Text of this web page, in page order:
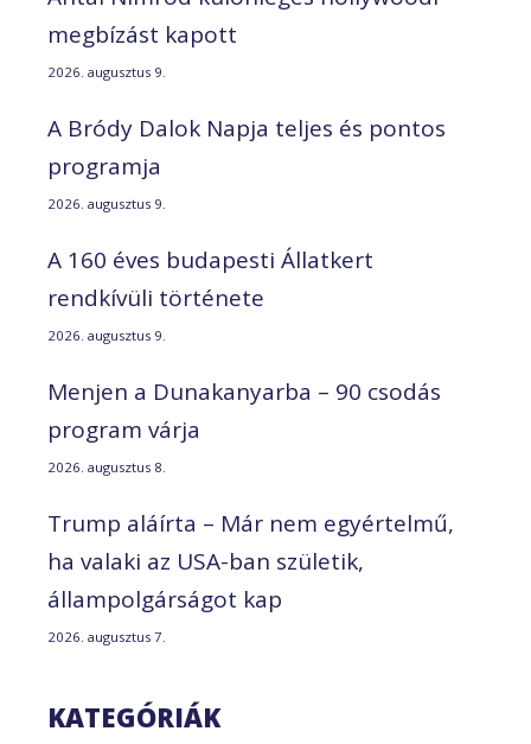
megbízást kapott
2026. augusztus 9.
A Bródy Dalok Napja teljes és pontos
programja
2026. augusztus 9.
A 160 éves budapesti Állatkert
rendkívüli története
2026. augusztus 9.
Menjen a Dunakanyarba – 90 csodás
program várja
2026. augusztus 8.
Trump aláírta – Már nem egyértelmű,
ha valaki az USA-ban születik,
állampolgárságot kap
2026. augusztus 7.
KATEGÓRIÁK